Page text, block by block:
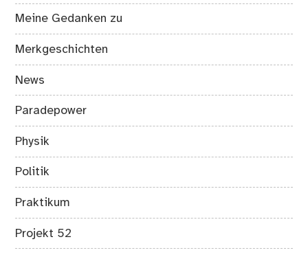
Meine Gedanken zu
Merkgeschichten
News
Paradepower
Physik
Politik
Praktikum
Projekt 52